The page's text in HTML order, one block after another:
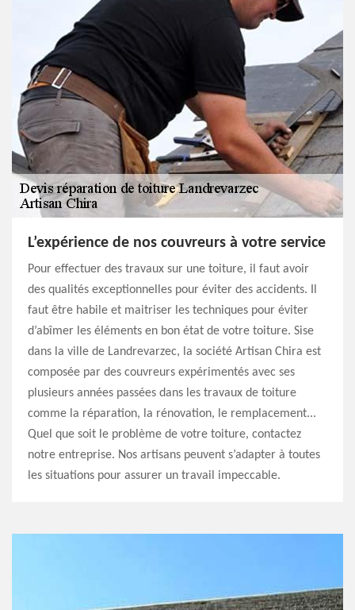
L’expérience de nos couvreurs à votre service
Pour effectuer des travaux sur une toiture, il faut avoir
des qualités exceptionnelles pour éviter des accidents. Il
faut être habile et maitriser les techniques pour éviter
d’abîmer les éléments en bon état de votre toiture. Sise
dans la ville de Landrevarzec, la société Artisan Chira est
composée par des couvreurs expérimentés avec ses
plusieurs années passées dans les travaux de toiture
comme la réparation, la rénovation, le remplacement...
Quel que soit le problème de votre toiture, contactez
notre entreprise. Nos artisans peuvent s’adapter à toutes
les situations pour assurer un travail impeccable.